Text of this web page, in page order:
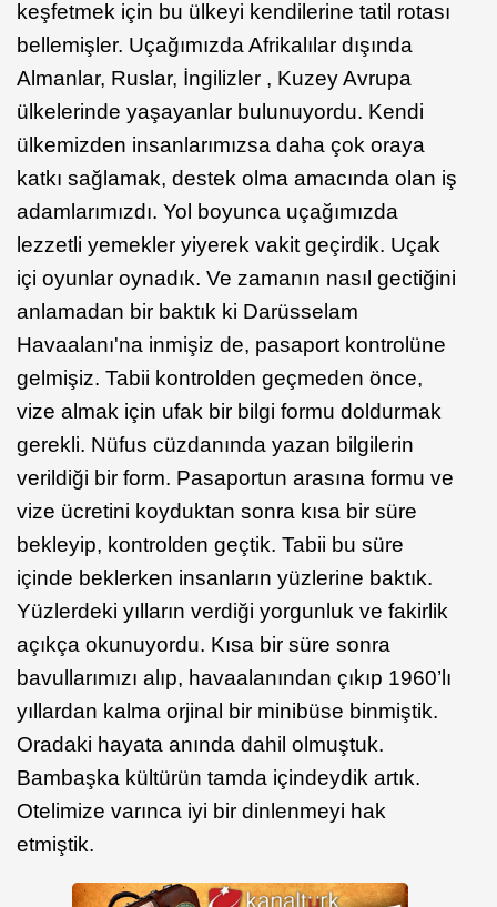
keşfetmek için bu ülkeyi kendilerine tatil rotası
bellemişler. Uçağımızda Afrikalılar dışında
Almanlar, Ruslar, İngilizler , Kuzey Avrupa
ülkelerinde yaşayanlar bulunuyordu. Kendi
ülkemizden insanlarımızsa daha çok oraya
katkı sağlamak, destek olma amacında olan iş
adamlarımızdı. Yol boyunca uçağımızda
lezzetli yemekler yiyerek vakit geçirdik. Uçak
içi oyunlar oynadık. Ve zamanın nasıl gectiğini
anlamadan bir baktık ki Darüsselam
Havaalanı'na inmişiz de, pasaport kontrolüne
gelmişiz. Tabii kontrolden geçmeden önce,
vize almak için ufak bir bilgi formu doldurmak
gerekli. Nüfus cüzdanında yazan bilgilerin
verildiği bir form. Pasaportun arasına formu ve
vize ücretini koyduktan sonra kısa bir süre
bekleyip, kontrolden geçtik. Tabii bu süre
içinde beklerken insanların yüzlerine baktık.
Yüzlerdeki yılların verdiği yorgunluk ve fakirlik
açıkça okunuyordu. Kısa bir süre sonra
bavullarımızı alıp, havaalanından çıkıp 1960’lı
yıllardan kalma orjinal bir minibüse binmiştik.
Oradaki hayata anında dahil olmuştuk.
Bambaşka kültürün tamda içindeydik artık.
Otelimize varınca iyi bir dinlenmeyi hak
etmiştik.